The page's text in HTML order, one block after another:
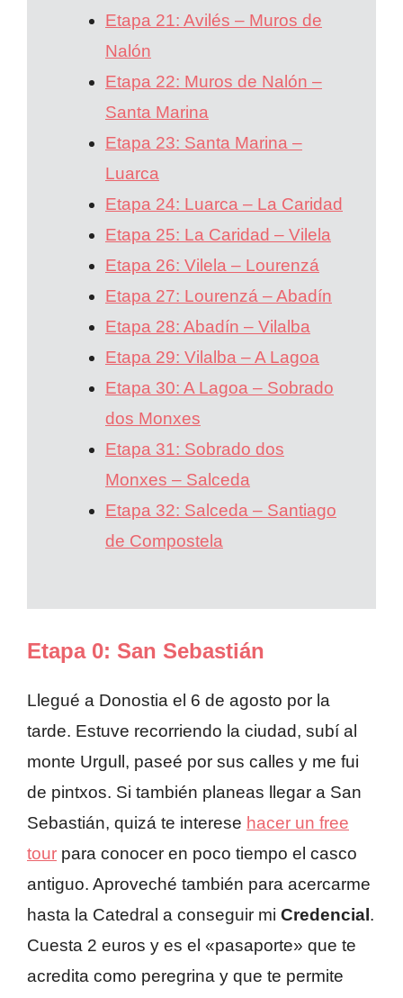
Etapa 21: Avilés – Muros de
Nalón
Etapa 22: Muros de Nalón –
Santa Marina
Etapa 23: Santa Marina –
Luarca
Etapa 24: Luarca – La Caridad
Etapa 25: La Caridad – Vilela
Etapa 26: Vilela – Lourenzá
Etapa 27: Lourenzá – Abadín
Etapa 28: Abadín – Vilalba
Etapa 29: Vilalba – A Lagoa
Etapa 30: A Lagoa – Sobrado
dos Monxes
Etapa 31: Sobrado dos
Monxes – Salceda
Etapa 32: Salceda – Santiago
de Compostela
Etapa 0: San Sebastián
Llegué a Donostia el 6 de agosto por la
tarde. Estuve recorriendo la ciudad, subí al
monte Urgull, paseé por sus calles y me fui
de pintxos. Si también planeas llegar a San
Sebastián, quizá te interese hacer un free
tour para conocer en poco tiempo el casco
antiguo. Aproveché también para acercarme
hasta la Catedral a conseguir mi Credencial.
Cuesta 2 euros y es el «pasaporte» que te
acredita como peregrina y que te permite